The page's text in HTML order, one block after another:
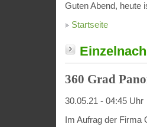
Guten Abend, heute
Startseite
360 Grad
30.05.21 - 04:45 Uhr
Im Aufrag der Firma